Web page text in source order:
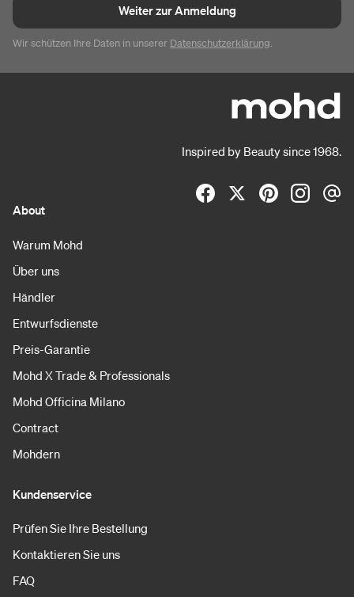
Weiter zur Anmeldung
Wir schützen Ihre Daten in unserer Datenschutzerklärung.
Inspired by Beauty since 1968.
About
Warum Mohd
Über uns
Händler
Entwurfsdienste
Preis-Garantie
Mohd X Trade & Professionals
Mohd Officina Milano
Contract
Mohdern
Kundenservice
Prüfen Sie Ihre Bestellung
Kontaktieren Sie uns
FAQ